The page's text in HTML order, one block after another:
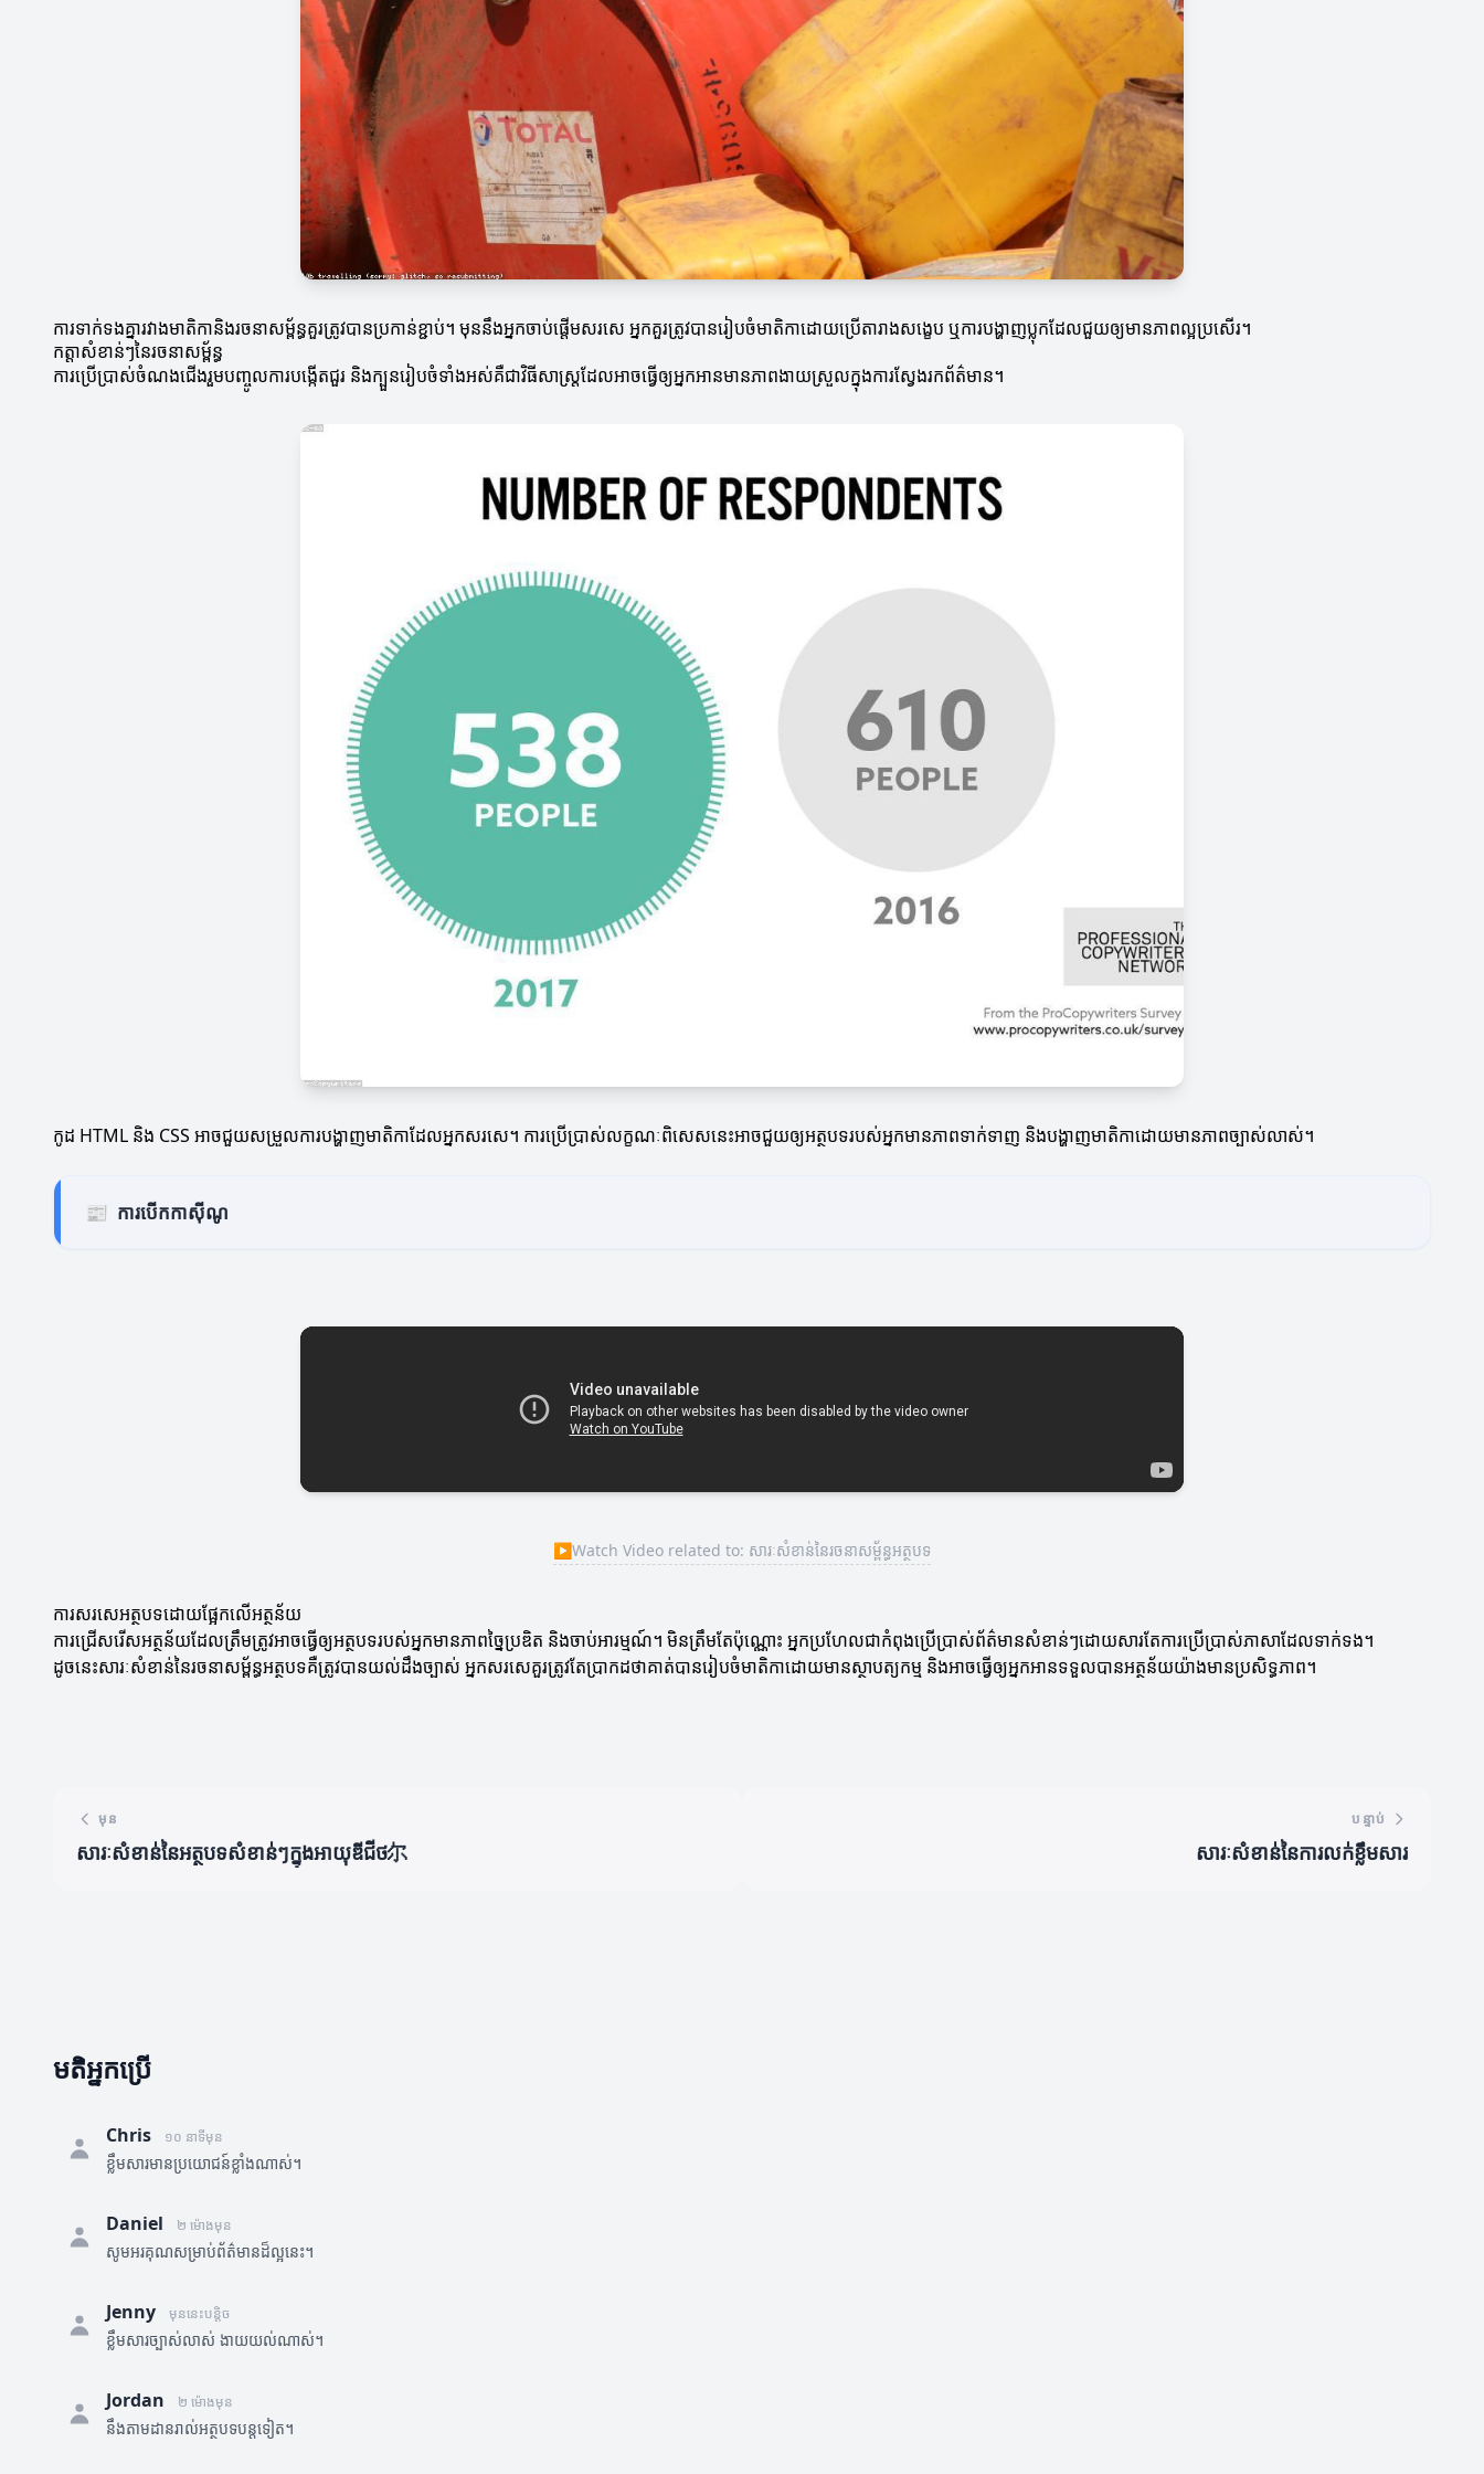
ការទាក់ទងគ្នារវាងមាតិកានិងរចនាសម្ព័ន្ធគួរត្រូវបានប្រកាន់ខ្ជាប់។ មុននឹងអ្នកចាប់ផ្តើមសរសេ អ្នកគួរត្រូវបានរៀបចំមាតិកាដោយប្រើតារាងសង្ខេប ឬការបង្ហាញប្លុកដែលជួយឲ្យមានភាពល្អប្រសើរ។
កត្តាសំខាន់ៗនៃរចនាសម្ព័ន្ធ
ការប្រើប្រាស់ចំណងជើងរួមបញ្ចូលការបង្កើតជួរ និងក្បួនរៀបចំទាំងអស់គឺជាវិធីសាស្ត្រដែលអាចធ្វើឲ្យអ្នកអានមានភាពងាយស្រួលក្នុងការស្វែងរកព័ត៌មាន។
កូដ HTML និង CSS អាចជួយសម្រួលការបង្ហាញមាតិកាដែលអ្នកសរសេ។ ការប្រើប្រាស់លក្ខណៈពិសេសនេះអាចជួយឲ្យអត្ថបទរបស់អ្នកមានភាពទាក់ទាញ និងបង្ហាញមាតិកាដោយមានភាពច្បាស់លាស់។
📰 ការបើកកាស៊ីណូ
▶Watch Video related to: សារៈសំខាន់នៃរចនាសម្ព័ន្ធអត្ថបទ
ការសរសេអត្ថបទដោយផ្អែកលើអត្ថន័យ
ការជ្រើសរើសអត្ថន័យដែលត្រឹមត្រូវអាចធ្វើឲ្យអត្ថបទរបស់អ្នកមានភាពច្នៃប្រឌិត និងចាប់អារម្មណ៍។ មិនត្រឹមតែប៉ុណ្ណោះ អ្នកប្រហែលជាកំពុងប្រើប្រាស់ព័ត៌មានសំខាន់ៗដោយសារតែការប្រើប្រាស់ភាសាដែលទាក់ទង។
ដូចនេះសារៈសំខាន់នៃរចនាសម្ព័ន្ធអត្ថបទគឺត្រូវបានយល់ដឹងច្បាស់ អ្នកសរសេគួរត្រូវតែប្រាកដថាគាត់បានរៀបចំមាតិកាដោយមានស្ថាបត្យកម្ម និងអាចធ្វើឲ្យអ្នកអានទទួលបានអត្ថន័យយ៉ាងមានប្រសិទ្ធភាព។
មុន
សារៈសំខាន់នៃអត្ថបទសំខាន់ៗក្នុងអាយុឌីជីថ尔
បន្ទាប់
សារៈសំខាន់នៃការលក់ខ្លឹមសារ
មតិអ្នកប្រើ
Chris ១០ នាទីមុន
ខ្លឹមសារមានប្រយោជន៍ខ្លាំងណាស់។
Daniel ២ ម៉ោងមុន
សូមអរគុណសម្រាប់ព័ត៌មានដ៏ល្អនេះ។
Jenny មុននេះបន្តិច
ខ្លឹមសារច្បាស់លាស់ ងាយយល់ណាស់។
Jordan ២ ម៉ោងមុន
នឹងតាមដានរាល់អត្ថបទបន្តទៀត។